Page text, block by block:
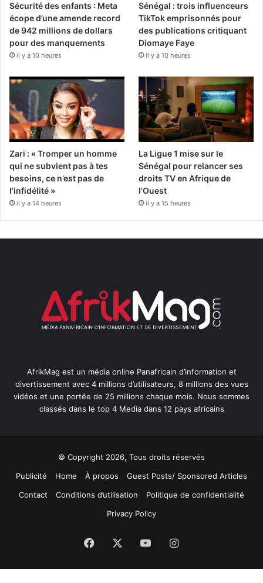
Sécurité des enfants : Meta
écope d’une amende record
de 942 millions de dollars
pour des manquements
il y a 10 heures
Sénégal : trois influenceurs
TikTok emprisonnés pour
des publications critiquant
Diomaye Faye
il y a 10 heures
Zari : « Tromper un homme
qui ne subvient pas à tes
besoins, ce n’est pas de
l’infidélité »
il y a 14 heures
La Ligue 1 mise sur le
Sénégal pour relancer ses
droits TV en Afrique de
l’Ouest
il y a 15 heures
AfrikMag est un média online Panafricain d’information et
divertissement avec 4 millions d’utilisateurs, 8 millions des vues
vidéos et une portée de 25 millions chaque mois. Nous sommes
classés dans le top 4 Media dans 12 pays africains
© Copyright 2026, Tous droits réservés
Publicité
Home À propos
Guest Posts/ Sponsored Articles
Contact
Conditions d’utilisation
Politique de confidentialité
Privacy Policy
Facebook YouTubeInstagram